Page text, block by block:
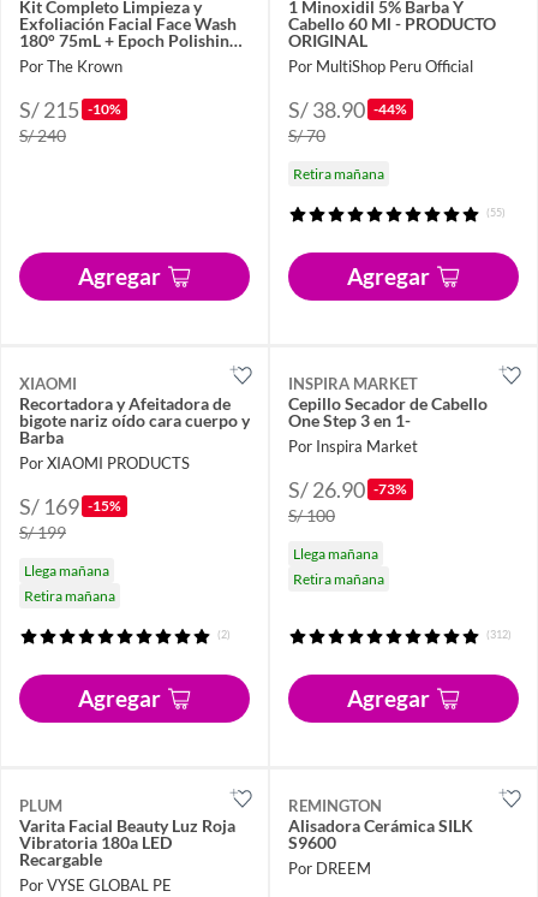
Kit Completo Limpieza y
Exfoliación Facial Face Wash
180° 75mL + Epoch Polishing
Bar
Por The Krown
S/ 215 -10%
S/ 240
Agregar
1 Minoxidil 5% Barba Y
Cabello 60 Ml - PRODUCTO
ORIGINAL
Por MultiShop Peru Official
S/ 38.90 -44%
S/ 70
Retira mañana
(55)
Agregar
XIAOMI
Recortadora y Afeitadora de
bigote nariz oído cara cuerpo y
Barba
Por XIAOMI PRODUCTS
S/ 169 -15%
S/ 199
Llega mañana
Retira mañana
(2)
Agregar
INSPIRA MARKET
Cepillo Secador de Cabello
One Step 3 en 1-
Por Inspira Market
S/ 26.90 -73%
S/ 100
Llega mañana
Retira mañana
(312)
Agregar
PLUM
Varita Facial Beauty Luz Roja
Vibratoria 180a LED
Recargable
Por VYSE GLOBAL PE
REMINGTON
Alisadora Cerámica SILK
S9600
Por DREEM